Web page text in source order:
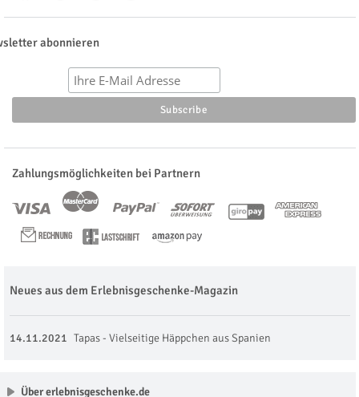
abonnieren
Zahlungsmöglichkeiten bei Partnern
Neues aus dem Erlebnisgeschenke-Magazin
14.11.2021 Tapas - Vielseitige Häppchen aus Spanien
Über erlebnisgeschenke.de